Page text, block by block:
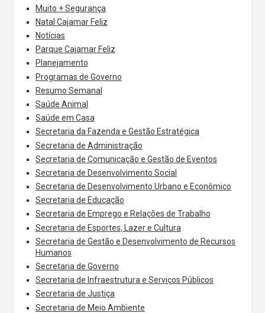
Muito + Segurança
Natal Cajamar Feliz
Notícias
Parque Cajamar Feliz
Planejamento
Programas de Governo
Resumo Semanal
Saúde Animal
Saúde em Casa
Secretaria da Fazenda e Gestão Estratégica
Secretaria de Administração
Secretaria de Comunicação e Gestão de Eventos
Secretaria de Desenvolvimento Social
Secretaria de Desenvolvimento Urbano e Econômico
Secretaria de Educação
Secretaria de Emprego e Relações de Trabalho
Secretaria de Esportes, Lazer e Cultura
Secretaria de Gestão e Desenvolvimento de Recursos
Humanos
Secretaria de Governo
Secretaria de Infraestrutura e Serviços Públicos
Secretaria de Justiça
Secretaria de Meio Ambiente